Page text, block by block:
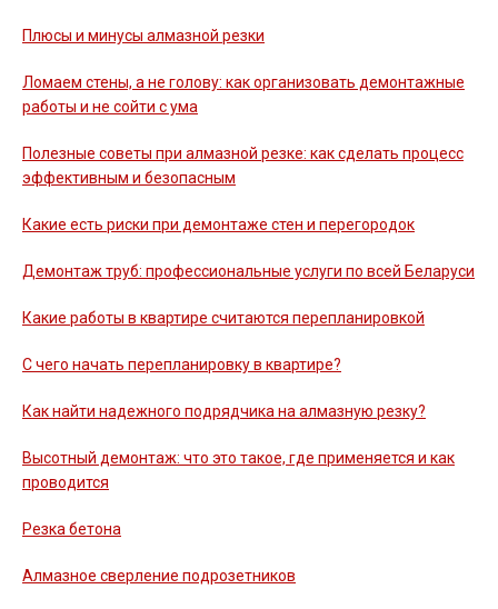
Плюсы и минусы алмазной резки
Ломаем стены, а не голову: как организовать демонтажные
работы и не сойти с ума
Полезные советы при алмазной резке: как сделать процесс
эффективным и безопасным
Какие есть риски при демонтаже стен и перегородок
Демонтаж труб: профессиональные услуги по всей Беларуси
Какие работы в квартире считаются перепланировкой
С чего начать перепланировку в квартире?
Как найти надежного подрядчика на алмазную резку?
Высотный демонтаж: что это такое, где применяется и как
проводится
Резка бетона
Алмазное сверление подрозетников